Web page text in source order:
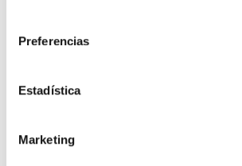
Preferencias
Estadística
Marketing
Tour?
En este tour exploraremos el
convertirse, en apenas un siglo, en